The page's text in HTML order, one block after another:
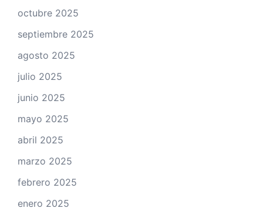
octubre 2025
septiembre 2025
agosto 2025
julio 2025
junio 2025
mayo 2025
abril 2025
marzo 2025
febrero 2025
enero 2025